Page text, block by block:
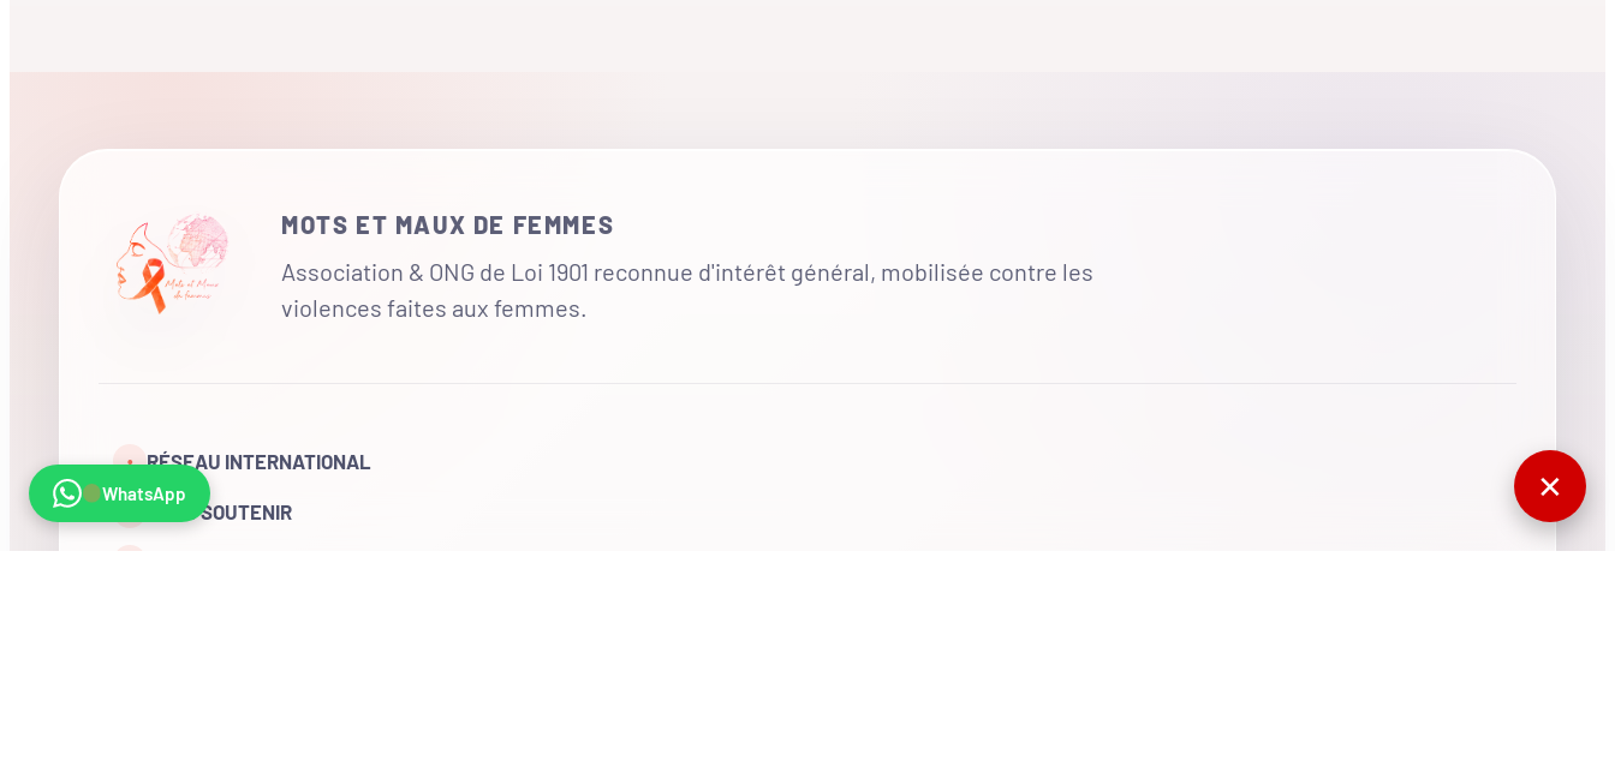
MOTS ET MAUX DE FEMMES
Association & ONG de Loi 1901 reconnue d'intérêt général, mobilisée contre les
violences faites aux femmes.
• RÉSEAU INTERNATIONAL
NOUS SOUTENIR
WhatsApp ✕